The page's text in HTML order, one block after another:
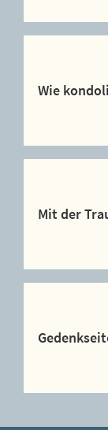
Wie
Mit der